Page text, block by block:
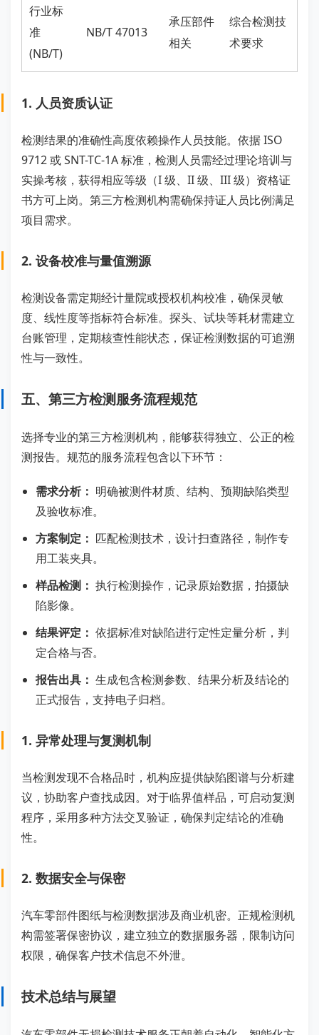
行业标
准
(NB/T)
NB/T 47013
承压部件
相关
综合检测技
术要求
1. 人员资质认证
检测结果的准确性高度依赖操作人员技能。依据 ISO
9712 或 SNT-TC-1A 标准，检测人员需经过理论培训与
实操考核，获得相应等级（I 级、II 级、III 级）资格证
书方可上岗。第三方检测机构需确保持证人员比例满足
项目需求。
2. 设备校准与量值溯源
检测设备需定期经计量院或授权机构校准，确保灵敏
度、线性度等指标符合标准。探头、试块等耗材需建立
台账管理，定期核查性能状态，保证检测数据的可追溯
性与一致性。
五、第三方检测服务流程规范
选择专业的第三方检测机构，能够获得独立、公正的检
测报告。规范的服务流程包含以下环节：
需求分析： 明确被测件材质、结构、预期缺陷类型
及验收标准。
方案制定： 匹配检测技术，设计扫查路径，制作专
用工装夹具。
样品检测： 执行检测操作，记录原始数据，拍摄缺
陷影像。
结果评定： 依据标准对缺陷进行定性定量分析，判
定合格与否。
报告出具： 生成包含检测参数、结果分析及结论的
正式报告，支持电子归档。
1. 异常处理与复测机制
当检测发现不合格品时，机构应提供缺陷图谱与分析建
议，协助客户查找成因。对于临界值样品，可启动复测
程序，采用多种方法交叉验证，确保判定结论的准确
性。
2. 数据安全与保密
汽车零部件图纸与检测数据涉及商业机密。正规检测机
构需签署保密协议，建立独立的数据服务器，限制访问
权限，确保客户技术信息不外泄。
技术总结与展望